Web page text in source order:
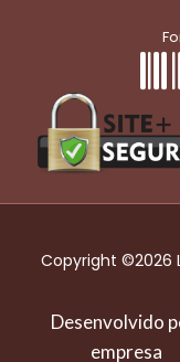
Copyright ©2026
Desenvolvido
empresa